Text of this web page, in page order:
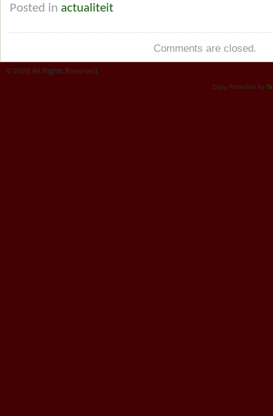
Posted in actualiteit
Comments are closed.
© 2026 All Rights Reserved.
Copy Protected by